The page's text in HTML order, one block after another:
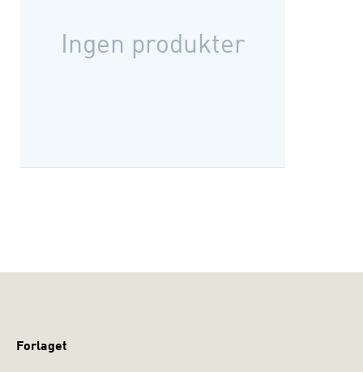
Ingen produkter
Forlaget